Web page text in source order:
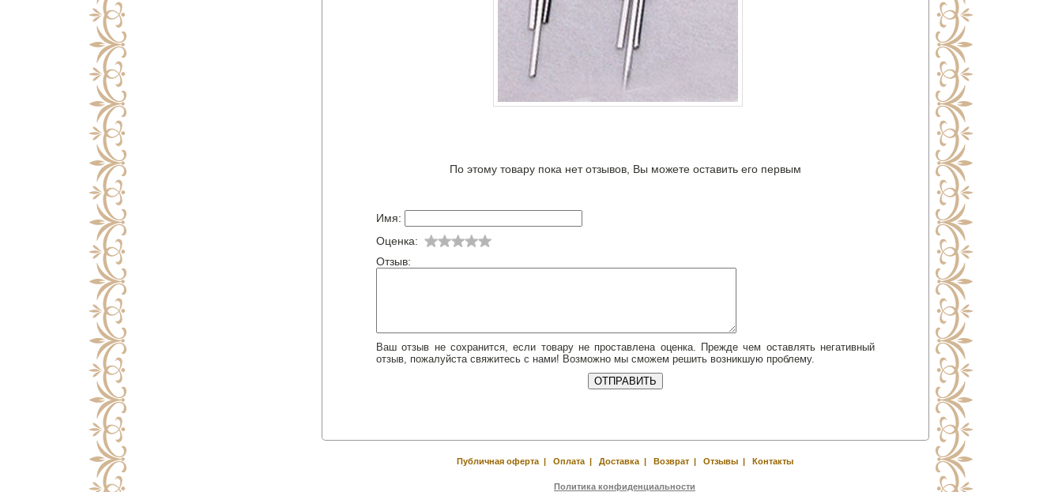
По этому товару пока нет отзывов, Вы можете оставить его первым
Имя:
Оценка:
Отзыв:
Ваш отзыв не сохранится, если товару не проставлена оценка. Прежде чем оставлять негативный
отзыв, пожалуйста свяжитесь с нами! Возможно мы сможем решить возникшую проблему.
Публичная оферта| Оплата| Доставка| Возврат| Отзывы| Контакты
Политика конфиденциальности